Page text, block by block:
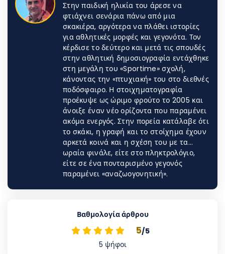
Στην παιδική ηλικία του άρεσε να
φτιάχνει σενάρια πάνω από μια
σκακιέρα, αργότερα να πλάθει ιστορίες
για αθλητικές μορφές και γεγονότα. Τον
κέρδισε το δεύτερο και μετά τις σπουδές
στην αθλητική δημοσιογραφία εντάχθηκε
στη μεγάλη του «Sportime» σχολή,
κάνοντας την «πτυχιακή» του στο διεθνές
ποδόσφαιρο. Η στοιχηματογραφία
προέκυψε ως ώριμο φρούτο το 2005 και
άνοιξε έναν νέο ορίζοντα που παραμένει
ακόμα ενεργός. Στην πορεία κατάλαβε ότι
το σκάκι, η γραφή και το στοίχημα έχουν
αρκετά κοινά και η σχέση του με τα…
ωραία φινάλε, είτε στο πληκτρολόγιο,
είτε σε ένα πονταρισμένο γεγονός
παραμένει «αναζωογονητική».
Βαθμολογία άρθρου
5/5
5 ψήφοι